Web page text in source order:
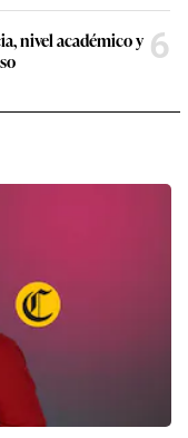
nivel académico y 6